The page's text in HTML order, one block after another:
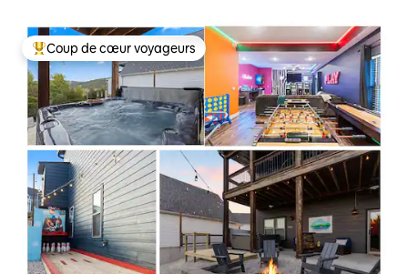
Coups de cœur voyageurs les plus appréciés
Coup de cœur voyageurs